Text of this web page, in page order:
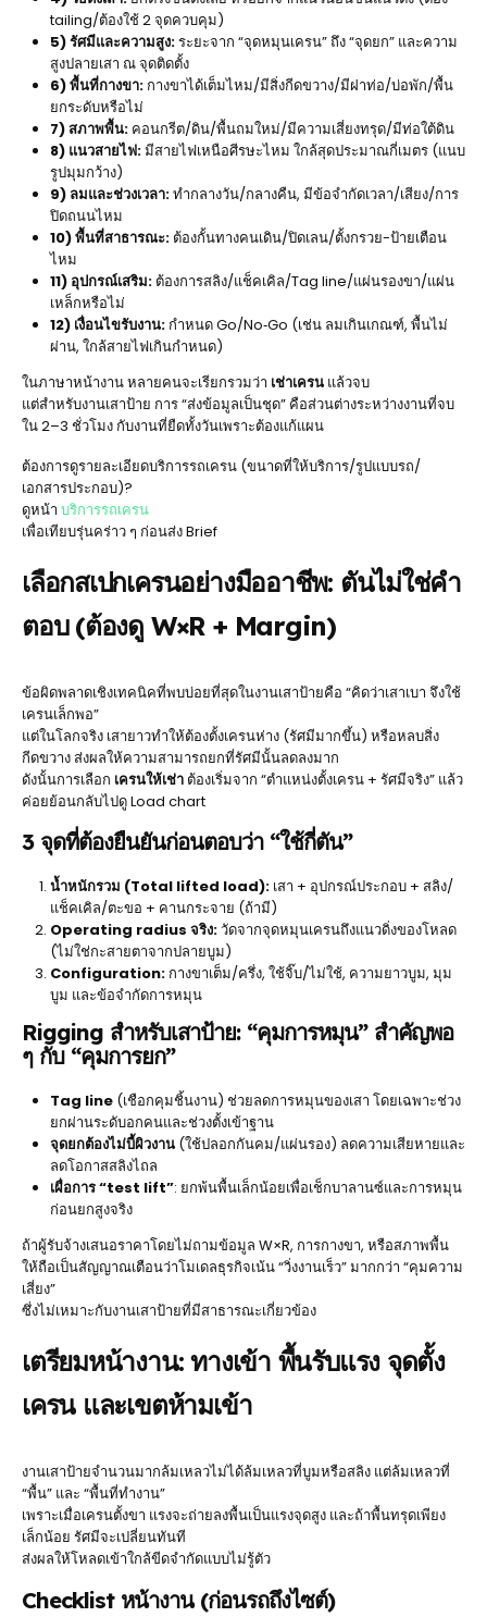
tailing/ต้องใช้ 2 จุดควบคุม)
5) รัศมีและความสูง:ระยะจาก “จุดหมุนเครน” ถึง “จุดยก” และความ
สูงปลายเสา ณ จุดติดตั้ง
6) พื้นที่กางขา: กางขาได้เต็มไหม/มีสิ่งกีดขวาง/มีฝาท่อ/บ่อพัก/พื้น
ยกระดับหรือไม่
7) สภาพพื้น: คอนกรีต/ดิน/พื้นถมใหม่/มีความเสี่ยงทรุด/มีท่อใต้ดิน
8) แนวสายไฟ:มีสายไฟเหนือศีรษะไหม ใกล้สุดประมาณกี่เมตร (แนบ
รูปมุมกว้าง)
9) ลมและช่วงเวลา:ทำกลางวัน/กลางคืน, มีข้อจำกัดเวลา/เสียง/การ
ปิดถนนไหม
10) พื้นที่สาธารณะ: ต้องกั้นทางคนเดิน/ปิดเลน/ตั้งกรวย-ป้ายเตือน
ไหม
11) อุปกรณ์เสริม: ต้องการสลิง/แช็คเคิล/Tag line/แผ่นรองขา/แผ่น
เหล็กหรือไม่
12) เงื่อนไขรับงาน: กำหนด Go/No‑Go (เช่น ลมเกินเกณฑ์, พื้นไม่
ผ่าน, ใกล้สายไฟเกินกำหนด)
ในภาษาหน้างาน หลายคนจะเรียกรวมว่า เช่าเครน แล้วจบ
แต่สำหรับงานเสาป้าย การ “ส่งข้อมูลเป็นชุด” คือส่วนต่างระหว่างงานที่จบ
ใน 2–3 ชั่วโมง กับงานที่ยืดทั้งวันเพราะต้องแก้แผน
ต้องการดูรายละเอียดบริการรถเครน (ขนาดที่ให้บริการ/รูปแบบรถ/
เอกสารประกอบ)?
ดูหน้า บริการรถเครน
เพื่อเทียบรุ่นคร่าว ๆ ก่อนส่ง Brief
เลือกสเปกเครนอย่างมืออาชีพ: ตันไม่ใช่คำ
ตอบ (ต้องดู W×R + Margin)
ข้อผิดพลาดเชิงเทคนิคที่พบบ่อยที่สุดในงานเสาป้ายคือ “คิดว่าเสาเบา จึงใช้
เครนเล็กพอ”
แต่ในโลกจริง เสายาวทำให้ต้องตั้งเครนห่าง (รัศมีมากขึ้น) หรือหลบสิ่ง
กีดขวาง ส่งผลให้ความสามารถยกที่รัศมีนั้นลดลงมาก
ดังนั้นการเลือก เครนให้เช่า ต้องเริ่มจาก “ตำแหน่งตั้งเครน + รัศมีจริง” แล้ว
ค่อยย้อนกลับไปดู Load chart
3 จุดที่ต้องยืนยันก่อนตอบว่า “ใช้กี่ตัน”
น้ำหนักรวม (Total lifted load): เสา + อุปกรณ์ประกอบ + สลิง/
แช็คเคิล/ตะขอ + คานกระจาย (ถ้ามี)
Operating radius จริง:วัดจากจุดหมุนเครนถึงแนวดิ่งของโหลด
(ไม่ใช่กะสายตาจากปลายบูม)
Configuration: กางขาเต็ม/ครึ่ง, ใช้จิ๊บ/ไม่ใช้, ความยาวบูม, มุม
บูม และข้อจำกัดการหมุน
Rigging สำหรับเสาป้าย: “คุมการหมุน” สำคัญพอ
ๆ กับ “คุมการยก”
Tag line (เชือกคุมชิ้นงาน) ช่วยลดการหมุนของเสา โดยเฉพาะช่วง
ยกผ่านระดับอกคนและช่วงตั้งเข้าฐาน
จุดยกต้องไม่บี้ผิวงาน (ใช้ปลอกกันคม/แผ่นรอง) ลดความเสียหายและ
ลดโอกาสสลิงไถล
เผื่อการ “test lift”: ยกพ้นพื้นเล็กน้อยเพื่อเช็กบาลานซ์และการหมุน
ก่อนยกสูงจริง
ถ้าผู้รับจ้างเสนอราคาโดยไม่ถามข้อมูล W×R, การกางขา, หรือสภาพพื้น
ให้ถือเป็นสัญญาณเตือนว่าโมเดลธุรกิจเน้น “วิ่งงานเร็ว” มากกว่า “คุมความ
เสี่ยง”
ซึ่งไม่เหมาะกับงานเสาป้ายที่มีสาธารณะเกี่ยวข้อง
เตรียมหน้างาน: ทางเข้า พื้นรับแรง จุดตั้ง
เครน และเขตห้ามเข้า
งานเสาป้ายจำนวนมากล้มเหลวไม่ได้ล้มเหลวที่บูมหรือสลิง แต่ล้มเหลวที่
“พื้น” และ “พื้นที่ทำงาน”
เพราะเมื่อเครนตั้งขา แรงจะถ่ายลงพื้นเป็นแรงจุดสูง และถ้าพื้นทรุดเพียง
เล็กน้อย รัศมีจะเปลี่ยนทันที
ส่งผลให้โหลดเข้าใกล้ขีดจำกัดแบบไม่รู้ตัว
Checklist หน้างาน (ก่อนรถถึงไซต์)